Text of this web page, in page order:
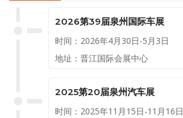
2026第39届泉州国际车展
时间：2026年4月30日-5月3日
地址：晋江国际会展中心
2025第20届泉州汽车展
时间：2025年11月15日-11月16日